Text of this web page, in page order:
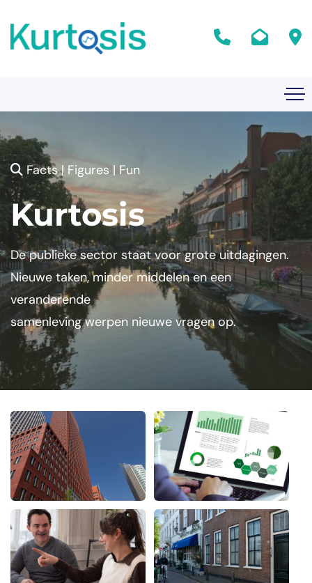
Facts | Figures | Fun
Kurtosis
De publieke sector staat voor grote uitdagingen.
Nieuwe taken, minder middelen en een
veranderende
samenleving werpen nieuwe vragen op.